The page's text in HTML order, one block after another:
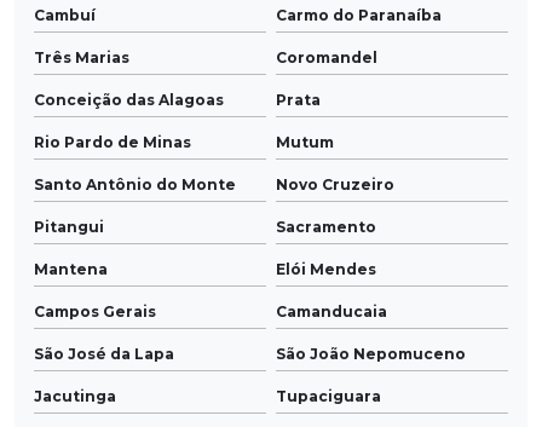
Cambuí Carmo do Paranaíba
Três Marias Coromandel
Conceição das Alagoas Prata
Rio Pardo de Minas Mutum
Santo Antônio do Monte Novo Cruzeiro
Pitangui Sacramento
Mantena Elói Mendes
Campos Gerais Camanducaia
São José da Lapa São João Nepomuceno
Jacutinga Tupaciguara